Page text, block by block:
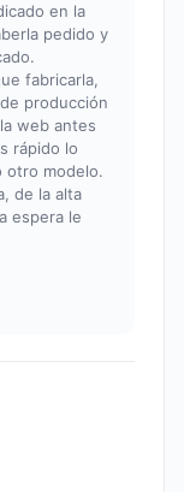
en la
pedido y
fabricarla,
producción
web antes
rápido lo
otro modelo.
de la alta
espera le